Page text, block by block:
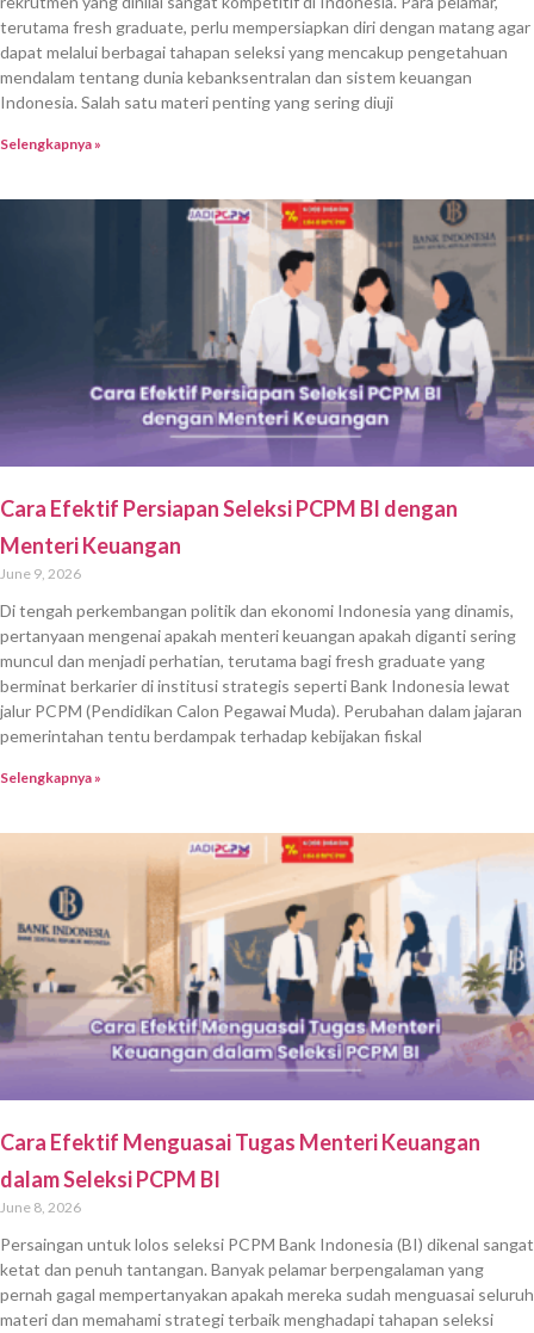
terutama fresh graduate, perlu mempersiapkan diri dengan matang agar
dapat melalui berbagai tahapan seleksi yang mencakup pengetahuan
mendalam tentang dunia kebanksentralan dan sistem keuangan
Indonesia. Salah satu materi penting yang sering diuji
Selengkapnya »
Cara Efektif Persiapan Seleksi PCPM BI dengan
Menteri Keuangan
June 9, 2026
Di tengah perkembangan politik dan ekonomi Indonesia yang dinamis,
pertanyaan mengenai apakah menteri keuangan apakah diganti sering
muncul dan menjadi perhatian, terutama bagi fresh graduate yang
berminat berkarier di institusi strategis seperti Bank Indonesia lewat
jalur PCPM (Pendidikan Calon Pegawai Muda). Perubahan dalam jajaran
pemerintahan tentu berdampak terhadap kebijakan fiskal
Selengkapnya »
Cara Efektif Menguasai Tugas Menteri Keuangan
dalam Seleksi PCPM BI
June 8, 2026
Persaingan untuk lolos seleksi PCPM Bank Indonesia (BI) dikenal sangat
ketat dan penuh tantangan. Banyak pelamar berpengalaman yang
pernah gagal mempertanyakan apakah mereka sudah menguasai seluruh
materi dan memahami strategi terbaik menghadapi tahapan seleksi